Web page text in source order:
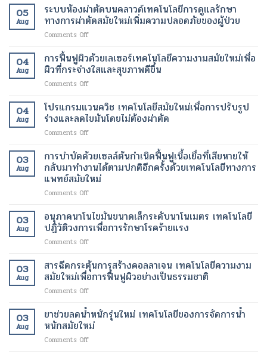
สุขภาพ
ดี
ขึ้น
เฉพาะ
จุด
และ
การ
เผา
เทคโนโลยี
สมัย
ใหม่
การ
ลด
น้ำ
หนัก
สแกน
fMRI
เพื่อ
ช่วย
ผู้
ป่วย
เทคโนโลยี
ทางการ
แพทย์
เปลี่ยนแปลง
ชีวิต
ของ
ผู้
05
Aug
ระบบห้องผ่าตัดบนคลาวด์เทคโนโลยีการดูแลรักษา
ทางการผ่าตัดสมัยใหม่เพิ่มความปลอดภัยของผู้ป่วย
Comments Offon
ห้อง
ผ่าตัด
บน
คลา
เทคโนโลยี
การ
ผ่าตัด
สมัย
ใหม่
ของ
ผู้
ป่วย
04
Aug
การฟื้นฟูผิวด้วยเลเซอร์เทคโนโลยีความงามสมัยใหม่เพื่อ
ผิวที่กระจ่างใสและสุขภาพดีขึ้น
Comments Offon
ฟื้นฟู
ผิว
ด้วย
เลเซอร์
ความ
งาม
สมัย
ใหม่
ที่
กระจ่าง
ดี
ขึ้น
04
Aug
โปรแกรมแวนควิช เทคโนโลยีสมัยใหม่เพื่อการปรับรูป
ร่างและลดไขมันโดยไม่ต้องผ่าตัด
Comments Offon
แก
รม
แวน
ควิช
เทคโนโลยี
ใหม่
เพื่อ
การ
ร่าง
และ
โดย
ไม่
ต้อง
03
Aug
การบำบัดด้วยเซลล์ต้นกำเนิดฟื้นฟูเนื้อเยื่อที่เสียหายให้
กลับมาทำงานได้ตามปกติอีกครั้งด้วยเทคโนโลยีทางการ
แพทย์สมัยใหม่
Comments Offon
บำบัด
ด้วย
เซลล์
ต้น
ฟื้นฟู
เนื้อเยื่อ
ให้
กลับ
มา
03
Aug
อนุภาคนาโนไขมันขนาดเล็กระดับนาโนเมตร เทคโนโลยี
ปฏิวัติวงการเพื่อการรักษาโรคร้ายแรง
Comments Offon
นาโน
ไข
มัน
ขนาด
ระดับ
นาโน
03
Aug
สารฉีดกระตุ้นการสร้างคอลลาเจน เทคโนโลยีความงาม
สมัยใหม่เพื่อการฟื้นฟูผิวอย่างเป็นธรรมชาติ
Comments Offon
ฉีด
กระตุ้น
การ
สร้าง
03
Aug
ยาช่วยลดน้ำหนักรุ่นใหม่ เทคโนโลยีของการจัดการน้ำ
หนักสมัยใหม่
Comments Offon